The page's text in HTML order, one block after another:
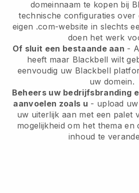
domeinnaam te kopen bij
technische configuraties
eigen .com-website in slechts
doen het werk
Of sluit een bestaande aan -
heeft maar Blackbell wilt
eenvoudig uw Blackbell
uw domein.
Beheers uw bedrijfsbranding
aanvoelen zoals u - upload
uw uiterlijk aan met een palet
mogelijkheid om het thema en
inhoud te